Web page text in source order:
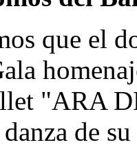
que el
"ARA
de